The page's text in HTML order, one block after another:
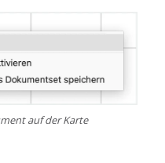
auf der Karte